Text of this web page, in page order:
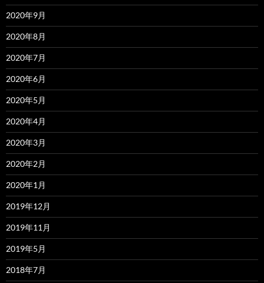
2020年9月
2020年8月
2020年7月
2020年6月
2020年5月
2020年4月
2020年3月
2020年2月
2020年1月
2019年12月
2019年11月
2019年5月
2018年7月